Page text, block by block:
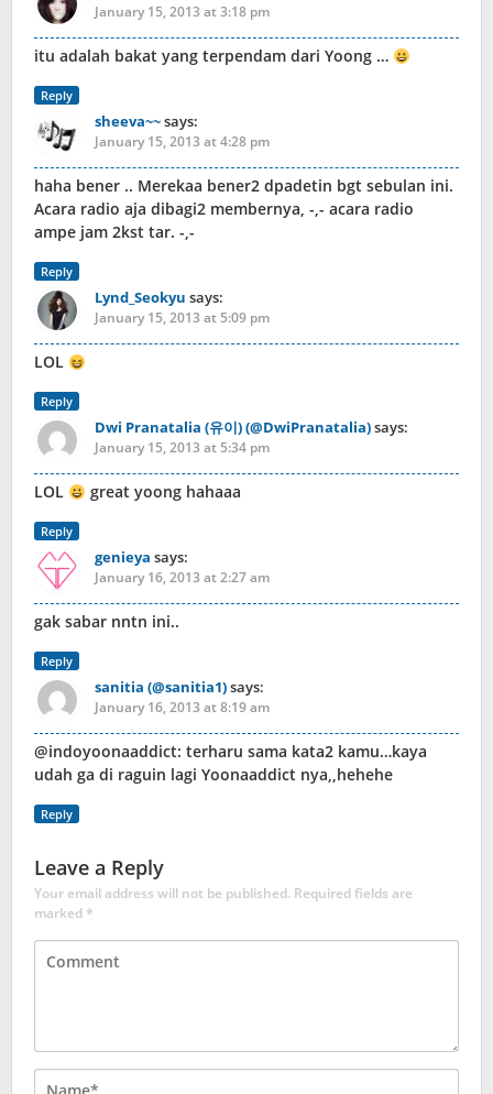
January 15, 2013 at 3:18 pm
itu adalah bakat yang terpendam dari Yoong …
Reply
sheeva~~says:
January 15, 2013 at 4:28 pm
haha bener .. Merekaa bener2 dpadetin bgt sebulan ini.
Acara radio aja dibagi2 membernya, -,- acara radio
ampe jam 2kst tar. -,-
Reply
Lynd_Seokyu says:
January 15, 2013 at 5:09 pm
LOL
Reply
Dwi Pranatalia (유이) (@DwiPranatalia)says:
January 15, 2013 at 5:34 pm
LOL great yoong hahaaa
Reply
genieya says:
January 16, 2013 at 2:27 am
gak sabar nntn ini..
Reply
sanitia (@sanitia1)says:
January 16, 2013 at 8:19 am
@indoyoonaaddict: terharu sama kata2 kamu…kaya
udah ga di raguin lagi Yoonaaddict nya,,hehehe
Reply
Leave a Reply
Your email address will not be published. Required fields are
marked*